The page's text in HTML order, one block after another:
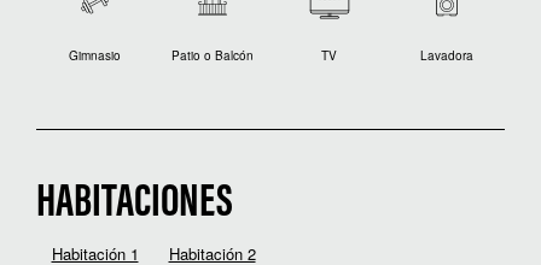
Gimnasio Patio o Balcón TV Lavadora
HABITACIONES
Habitación 1 Habitación 2